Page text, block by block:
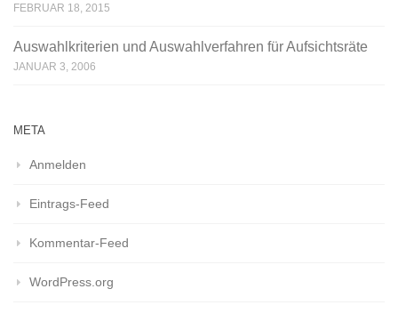
FEBRUAR 18, 2015
Auswahlkriterien und Auswahlverfahren für Aufsichtsräte
JANUAR 3, 2006
META
Anmelden
Eintrags-Feed
Kommentar-Feed
WordPress.org